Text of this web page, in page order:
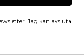
Jag kan avsluta